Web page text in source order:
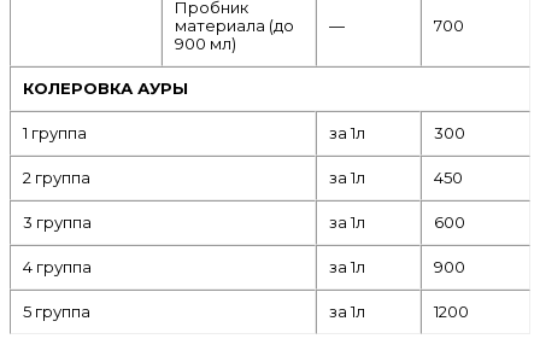
Пробник
материала (до
900 мл)
— 700
КОЛЕРОВКА АУРЫ
1 группа за 1л 300
2 группа за 1л 450
3 группа за 1л 600
4 группа за 1л 900
5 группа за 1л 1200